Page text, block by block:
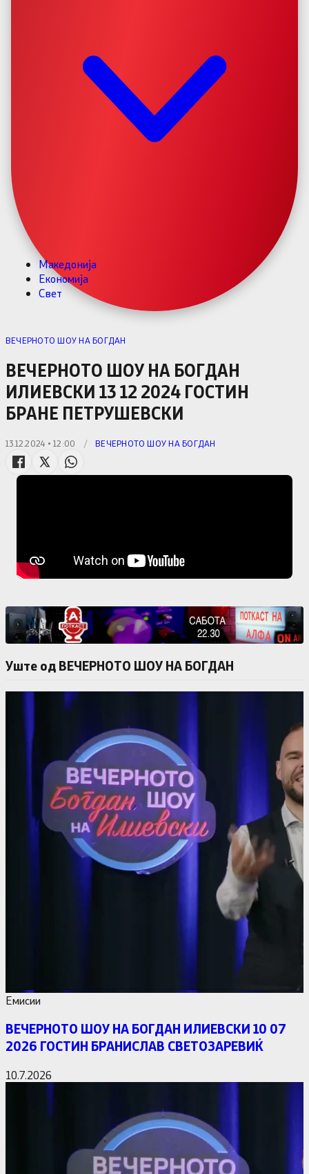
Македонија
Економија
Свет
ВЕЧЕРНОТО ШОУ НА БОГДАН
ВЕЧЕРНОТО ШОУ НА БОГДАН
ИЛИЕВСКИ 13 12 2024 ГОСТИН
БРАНЕ ПЕТРУШЕВСКИ
13.12.2024 • 12:00 / ВЕЧЕРНОТО ШОУ НА БОГДАН
Уште од ВЕЧЕРНОТО ШОУ НА БОГДАН
Емисии
ВЕЧЕРНОТО ШОУ НА БОГДАН ИЛИЕВСКИ 10 07
2026 ГОСТИН БРАНИСЛАВ СВЕТОЗАРЕВИЌ
10.7.2026